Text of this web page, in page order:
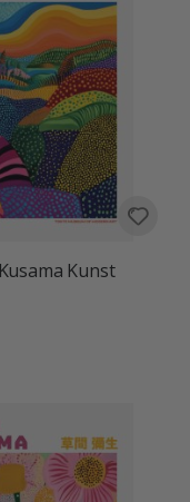
Kunst